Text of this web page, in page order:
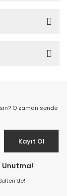
O zaman sende
Kayıt Ol
Unutma!